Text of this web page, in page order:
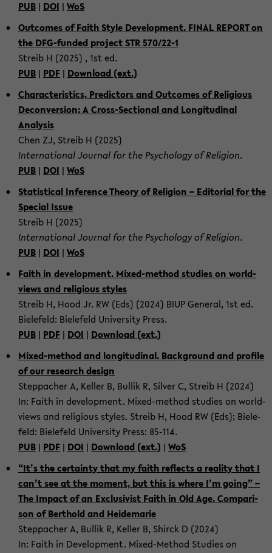
PUB | DOI | WoS
Out­comes of Faith Style De­vel­op­ment. FINAL RE­PORT on
the DFG-​funded project STR 570/22-1
Streib H (2025) , 1st ed.
PUB | PDF | Down­load (ext.)
Char­ac­ter­is­tics, Pre­dic­tors and Out­comes of Re­li­gious
De­con­ver­sion: A Cross-​Sectional and Lon­gi­tu­di­nal
Analy­sis
Chen ZJ, Streib H (2025)
In­ter­na­tional Jour­nal for the Psy­chol­ogy of Re­li­gion.
PUB | DOI | WoS
Sta­tis­ti­cal In­fer­ence The­ory of Re­li­gion – Ed­i­to­r­ial for the
Spe­cial Issue
Streib H (2025)
In­ter­na­tional Jour­nal for the Psy­chol­ogy of Re­li­gion.
PUB | DOI | WoS
Faith in de­vel­op­ment. Mixed-​method stud­ies on world­
views and re­li­gious styles
Streib H, Hood Jr. RW (Eds) (2024) BIUP Gen­eral, 1st ed.
Biele­feld: Biele­feld Uni­ver­sity Press.
PUB | PDF | DOI | Down­load (ext.)
Mixed-​method and lon­gi­tu­di­nal. Back­ground and pro­file
of our re­search de­sign
Step­pacher A, Keller B, Bul­lik R, Sil­ver C, Streib H (2024)
In: Faith in de­vel­op­ment. Mixed-​method stud­ies on world­
views and re­li­gious styles. Streib H, Hood RW (Eds); Biele­
feld: Biele­feld Uni­ver­sity Press: 85-​114.
PUB | PDF | DOI | Down­load (ext.) | WoS
“It’s the cer­tainty that my faith re­flects a re­al­ity that I
can’t see at the mo­ment, but this is where I’m going” –
The Im­pact of an Ex­clu­sivist Faith in Old Age. Com­par­i­
son of Berthold and Hei­de­marie
Step­pacher A, Bul­lik R, Keller B, Shirck D (2024)
In: Faith in De­vel­op­ment. Mixed-​Method Stud­ies on